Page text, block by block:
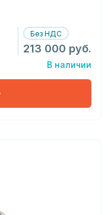
Без НДС
213 000 руб.
В наличии